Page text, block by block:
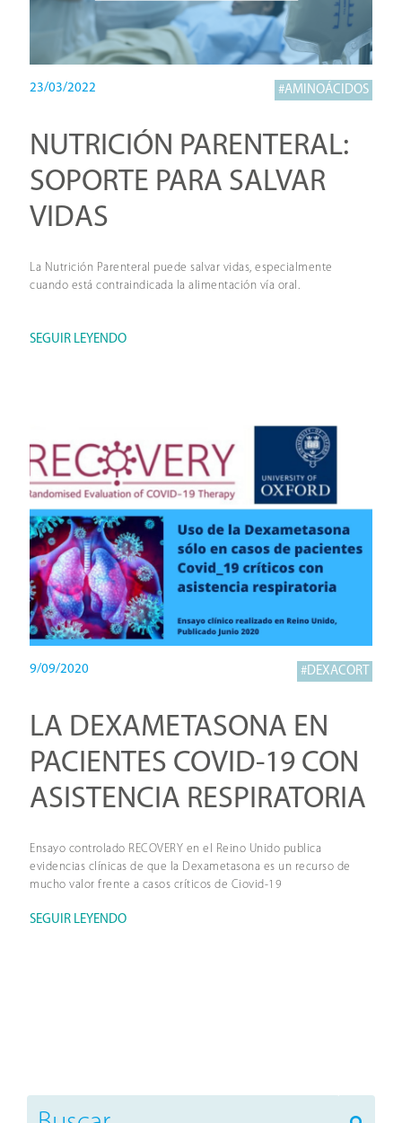
23/03/2022 #AMINOÁCIDOS
NUTRICIÓN PARENTERAL:
SOPORTE PARA SALVAR
VIDAS
La Nutrición Parenteral puede salvar vidas, especialmente
cuando está contraindicada la alimentación vía oral.
SEGUIR LEYENDO
9/09/2020 #DEXACORT
LA DEXAMETASONA EN
PACIENTES COVID-19 CON
ASISTENCIA RESPIRATORIA
Ensayo controlado RECOVERY en el Reino Unido publica
evidencias clínicas de que la Dexametasona es un recurso de
mucho valor frente a casos críticos de Ciovid-19
SEGUIR LEYENDO